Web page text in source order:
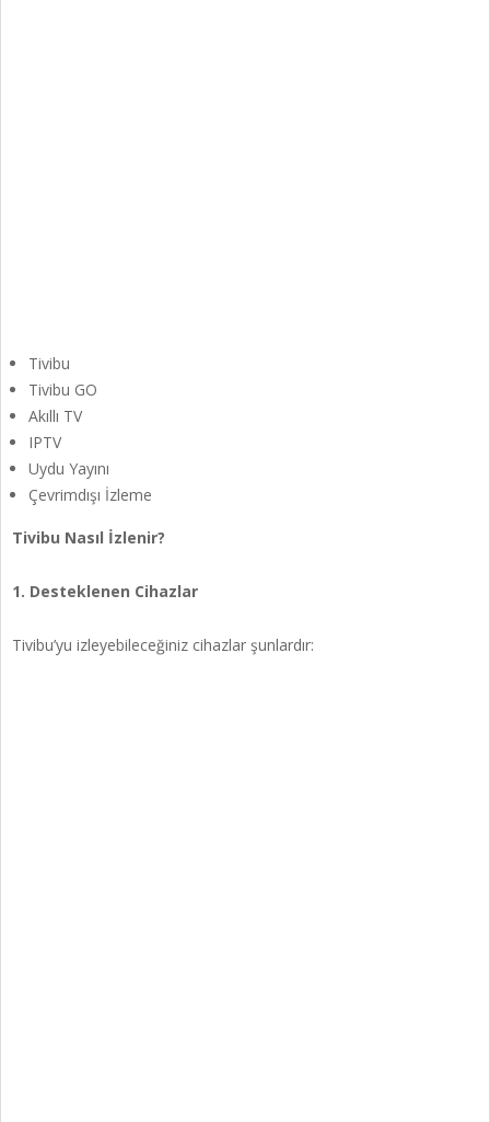
Tivibu
Tivibu GO
Akıllı TV
IPTV
Uydu Yayını
Çevrimdışı İzleme
Tivibu Nasıl İzlenir?
1. Desteklenen Cihazlar
Tivibu’yu izleyebileceğiniz cihazlar şunlardır: